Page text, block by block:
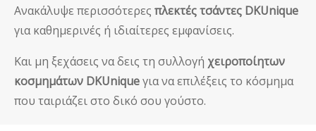
Ανακάλυψε περισσότερες πλεκτές τσάντες DKUnique
για καθημερινές ή ιδιαίτερες εμφανίσεις.
Και μη ξεχάσεις να δεις τη συλλογή χειροποίητων
κοσμημάτων DKUniqueγια να επιλέξεις το κόσμημα
που ταιριάζει στο δικό σου γούστο.